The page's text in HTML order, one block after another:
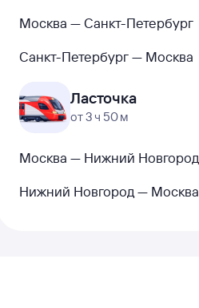
Москва — Санкт-Петербург
Санкт-Петербург — Москва
Ласточка
от 3 ч 50 м
Москва — Нижний Новгород
Нижний Новгород — Москва